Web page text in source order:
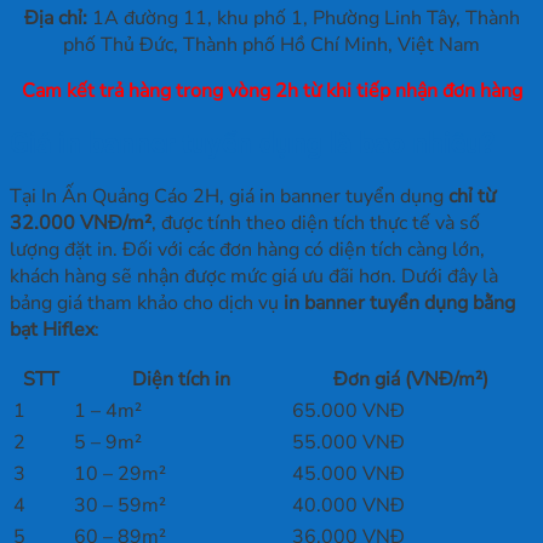
Địa chỉ:1A đường 11, khu phố 1, Phường Linh Tây, Thành
phố Thủ Đức, Thành phố Hồ Chí Minh, Việt Nam
Cam kết trả hàng trong vòng 2h từ khi tiếp nhận đơn hàng
Tại In Ấn Quảng Cáo 2H, giá in banner tuyển dụng chỉ từ
32.000 VNĐ/m², được tính theo diện tích thực tế và số
lượng đặt in. Đối với các đơn hàng có diện tích càng lớn,
khách hàng sẽ nhận được mức giá ưu đãi hơn. Dưới đây là
bảng giá tham khảo cho dịch vụ in banner tuyển dụng bằng
bạt Hiflex:
STT
Diện tích in
Đơn giá (VNĐ/m²)
1
1 – 4m²
65.000 VNĐ
2
5 – 9m²
55.000 VNĐ
3
10 – 29m²
45.000 VNĐ
4
30 – 59m²
40.000 VNĐ
5
60 – 89m² 36.000 VNĐ